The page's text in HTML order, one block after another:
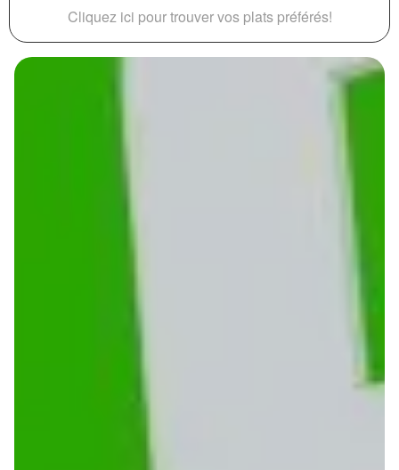
Cliquez ici pour trouver vos plats préférés!